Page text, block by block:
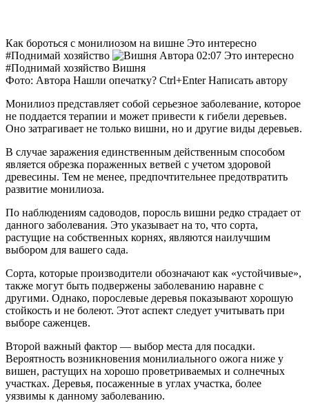
Как бороться с монилиозом на вишне Это интересно
#Поднимай хозяйство
02:07 Это интересно
#Поднимай хозяйство Вишня
Фото: Автора Нашли опечатку? Ctrl+Enter Написать автору
Монилиоз представляет собой серьезное заболевание, которое
не поддается терапии и может привести к гибели деревьев.
Оно затрагивает не только вишни, но и другие виды деревьев.
В случае заражения единственным действенным способом
является обрезка пораженных ветвей с учетом здоровой
древесины. Тем не менее, предпочтительнее предотвратить
развитие монилиоза.
По наблюдениям садоводов, поросль вишни редко страдает от
данного заболевания. Это указывает на то, что сорта,
растущие на собственных корнях, являются наилучшим
выбором для вашего сада.
Сорта, которые производители обозначают как «устойчивые»,
также могут быть подвержены заболеванию наравне с
другими. Однако, порослевые деревья показывают хорошую
стойкость и не болеют. Этот аспект следует учитывать при
выборе саженцев.
Второй важный фактор — выбор места для посадки.
Вероятность возникновения монилиального ожога ниже у
вишен, растущих на хорошо проветриваемых и солнечных
участках. Деревья, посаженные в углах участка, более
уязвимы к данному заболеванию.